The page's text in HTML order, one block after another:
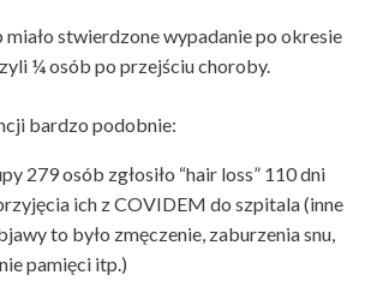
miało stwierdzone wypadanie po okresie
¼ osób po przejściu choroby.
bardzo podobnie:
279 osób zgłosiło “hair loss” 110 dni
ich z COVIDEM do szpitala (inne
to było zmęczenie, zaburzenia snu,
pamięci itp.)